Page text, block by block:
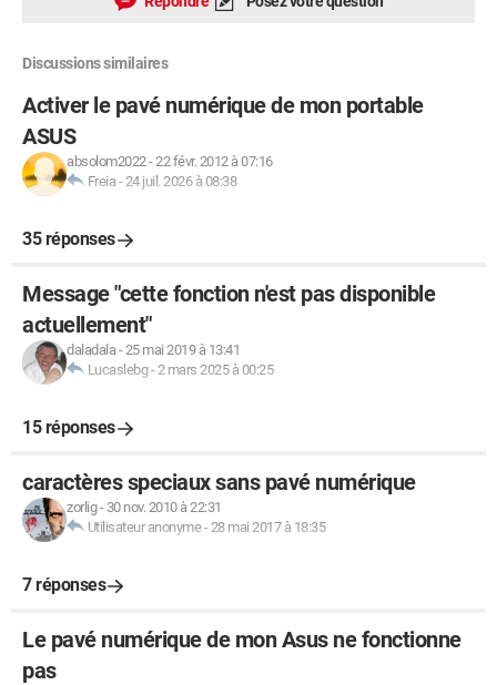
Discussions similaires
Activer le pavé numérique de mon portable
ASUS
absolom2022-22 févr. 2012 à 07:16
Freia -24 juil. 2026 à 08:38
35 réponses
Message "cette fonction n'est pas disponible
actuellement"
daladala-25 mai 2019 à 13:41
Lucaslebg-2 mars 2025 à 00:25
15 réponses
caractères speciaux sans pavé numérique
zorlig- 30 nov. 2010 à 22:31
Utilisateur anonyme-28 mai 2017 à 18:35
7 réponses
Le pavé numérique de mon Asus ne fonctionne
pas